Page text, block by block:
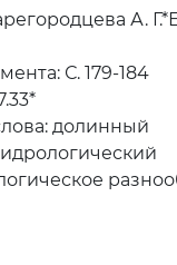
А.
С. 179-184
долинный